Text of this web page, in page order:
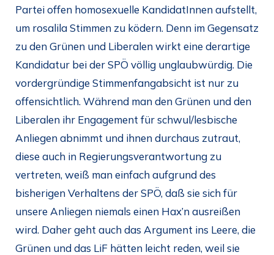
Partei offen homosexuelle KandidatInnen aufstellt,
um rosalila Stimmen zu ködern. Denn im Gegensatz
zu den Grünen und Liberalen wirkt eine derartige
Kandidatur bei der SPÖ völlig unglaubwürdig. Die
vordergründige Stimmenfangabsicht ist nur zu
offensichtlich. Während man den Grünen und den
Liberalen ihr Engagement für schwul/lesbische
Anliegen abnimmt und ihnen durchaus zutraut,
diese auch in Regierungsverantwortung zu
vertreten, weiß man einfach aufgrund des
bisherigen Verhaltens der SPÖ, daß sie sich für
unsere Anliegen niemals einen Hax’n ausreißen
wird. Daher geht auch das Argument ins Leere, die
Grünen und das LiF hätten leicht reden, weil sie